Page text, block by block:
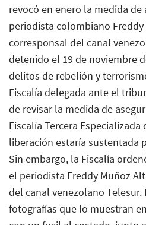
revocó en enero la medida
periodista colombiano
corresponsal del canal
detenido el 19 de noviembre
delitos de rebelión y
Fiscalía delegada ante el
de revisar la medida de
Fiscalía Tercera Especializada
liberación estaría sustentada
Sin embargo, la Fiscalía
el periodista Freddy Muñoz
del canal venezolano
fotografías que lo muestran